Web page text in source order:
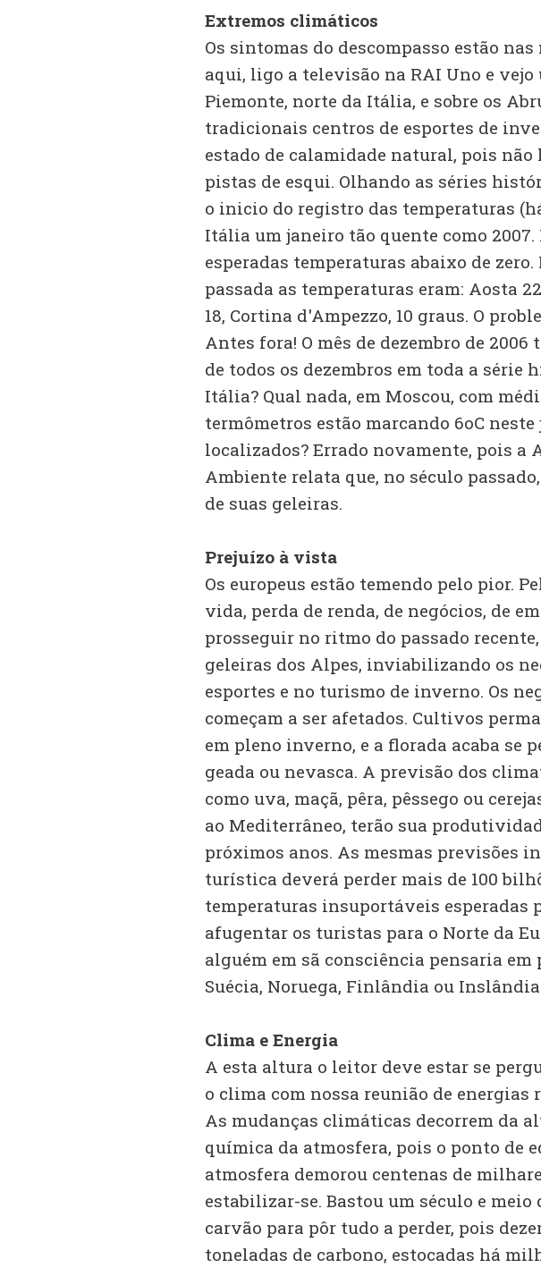
Extremos climáticos
Os sintomas do descompasso estão
aqui, ligo a televisão na RAI Uno e vejo
Piemonte, norte da Itália, e sobre os
tradicionais centros de esportes de
estado de calamidade natural, pois não
pistas de esqui. Olhando as séries
o inicio do registro das temperaturas
Itália um janeiro tão quente como 2007.
esperadas temperaturas abaixo de
passada as temperaturas eram: Aosta
18, Cortina d'Ampezzo, 10 graus. O
Antes fora! O mês de dezembro de
de todos os dezembros em toda a série
Itália? Qual nada, em Moscou, com
termômetros estão marcando 6oC
localizados? Errado novamente, pois a
Ambiente relata que, no século
de suas geleiras.
Prejuízo à vista
Os europeus estão temendo pelo pior.
vida, perda de renda, de negócios, de
prosseguir no ritmo do passado
geleiras dos Alpes, inviabilizando os
esportes e no turismo de inverno. Os
começam a ser afetados. Cultivos
em pleno inverno, e a florada acaba se
geada ou nevasca. A previsão dos
como uva, maçã, pêra, pêssego ou
ao Mediterrâneo, terão sua
próximos anos. As mesmas previsões
turística deverá perder mais de 100
temperaturas insuportáveis esperadas
afugentar os turistas para o Norte da
alguém em sã consciência pensaria
Suécia, Noruega, Finlândia ou
Clima e Energia
A esta altura o leitor deve estar se
o clima com nossa reunião de energias
As mudanças climáticas decorrem da
química da atmosfera, pois o ponto de
atmosfera demorou centenas de
estabilizar-se. Bastou um século e meio
carvão para pôr tudo a perder, pois
toneladas de carbono, estocadas há